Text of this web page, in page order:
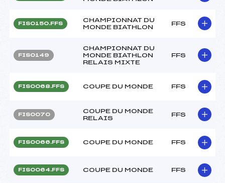
FIS0150.FFS
CHAMPIONNAT DU
MONDE BIATHLON
FFS
FIS0149
CHAMPIONNAT DU
MONDE BIATHLON
RELAIS MIXTE
FFS
FIS0068.FFS COUPE DU MONDE FFS
FIS0070
COUPE DU MONDE
RELAIS
FFS
FIS0066.FFS COUPE DU MONDE FFS
FIS0064.FFS COUPE DU MONDE FFS